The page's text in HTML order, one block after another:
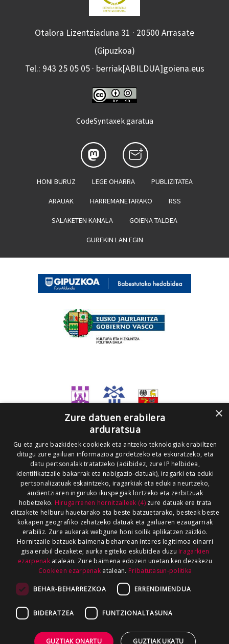
Otalora Lizentziaduna 31 · 20500 Arrasate
(Gipuzkoa)
Tel.: 943 25 05 05 · berriak[ABILDUA]goiena.eus
CodeSyntaxek garatua
HONI BURUZ LEGE OHARRA PUBLIZITATEA
ARAUAK HARREMANETARAKO RSS
SALAKETEN KANALA GOIENA TALDEA
GUREKIN LAN EGIN
×
Zure datuen erabilera
arduratsua
Gu eta gure bazkideek cookieak eta antzeko teknologiak erabiltzen
ditugu zure gailuan informazioa gordetzeko eta eskuratzeko, eta
datu pertsonalak tratatzeko (adibidez, zure IP helbidea,
identifikatzaile bakarrak eta nabigazio-datuak), iragarki eta eduki
pertsonalizatuak eskaintzeko, iragarkiak eta edukia neurtzeko,
audientziaren inguruko ikuspegiak lortzeko eta zerbitzuak
hobetzeko. Hirugarrenen hornitzaileek (4)zure datuak ere trata
ditzakete helburu hauetarako eta beste batzuetarako, besteak beste
kokapen geografiko zehatzeko datuak eta gailuaren ezaugarriak
erabiliz. Zure aukerak webgune honi soilik aplikatzen zaizkio.
Hornitzaile batzuek baimena beharrean interes legitimoa oinarri
gisa erabil dezakete; aurka egiteko eskubidea duzu Iragarkien
ezarpenakatalean. Zure baimena edozein unetan ken dezakezu
Cookieen ezarpenak atalean. Pribatutasun-politika
BEHAR-BEHARREZKOA ERRENDIMENDUA
BIDERATZEA FUNTZIONALTASUNA
GUZTIAK ONARTU GUZTIAK UKATU